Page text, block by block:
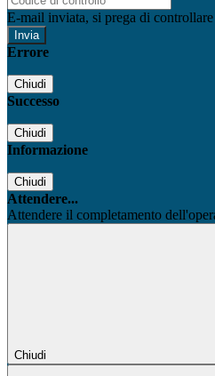
E-mail inviata, si prega di
Errore
Chiudi
Successo
Chiudi
Informazione
Chiudi
Attendere...
Attendere il completamento
Chiudi